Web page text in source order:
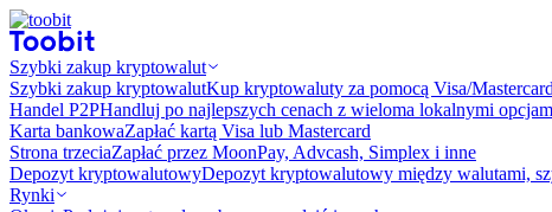
Szybki zakup kryptowalut
Szybki zakup kryptowalutKup kryptowaluty za pomocą Visa/Mastercard
Handel P2PHandluj po najlepszych cenach z wieloma lokalnymi
Karta bankowaZapłać kartą Visa lub Mastercard
Strona trzeciaZapłać przez MoonPay, Advcash, Simplex i inne
Depozyt kryptowalutowyDepozyt kryptowalutowy między walutami,
Rynki